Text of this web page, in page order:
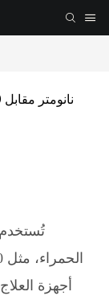
أجهزة